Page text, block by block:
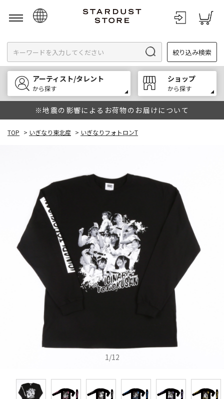
English
한국어
中文
絞り込み検索
アーティスト/タレント
から探す
ショップ
から探す
※地震の影響によるお荷物のお届けについて
TOP > いぎなり東北産 > いぎなりフォトロンT
1/12